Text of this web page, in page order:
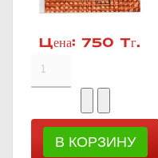
Цена: 750 Тг.